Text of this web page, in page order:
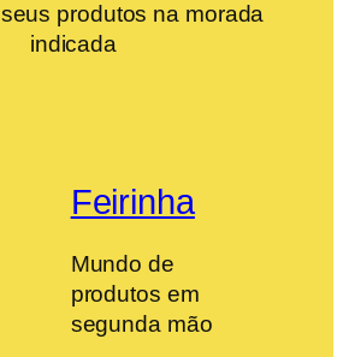
produtos na morada
indicada
Feirinha
Mundo de
produtos em
segunda mão